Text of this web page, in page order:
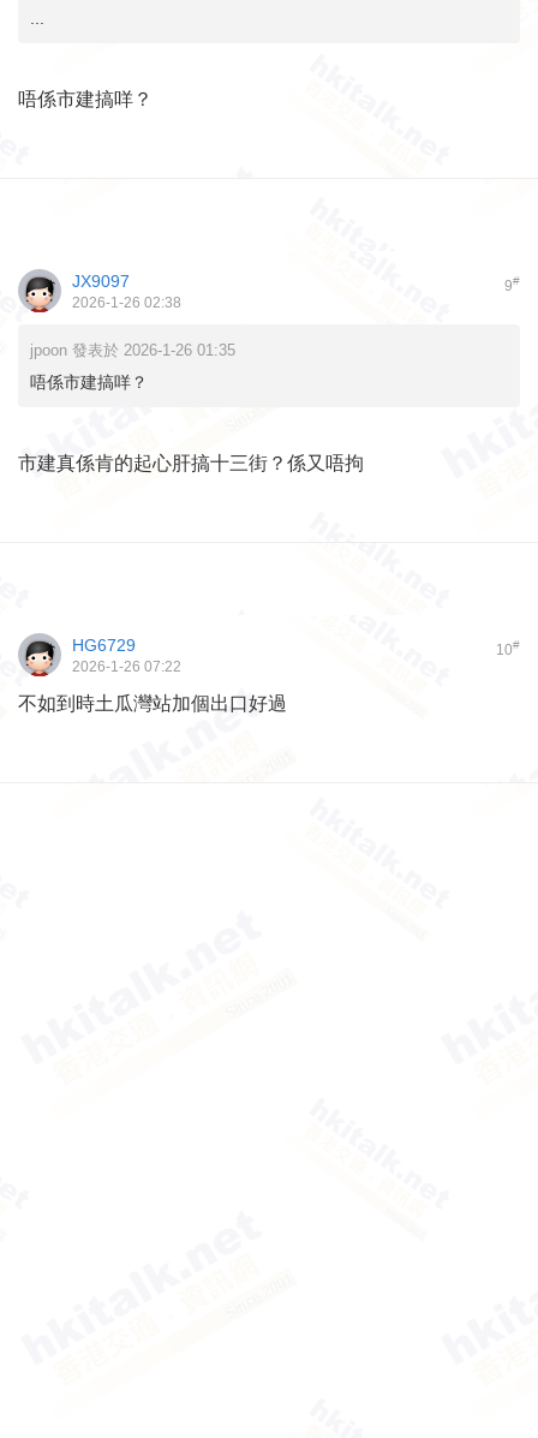
唔係市建搞咩？
9#
JX9097
2026-1-26 02:38
jpoon 發表於 2026-1-26 01:35
唔係市建搞咩？
市建真係肯的起心肝搞十三街？係又唔拘
10#
HG6729
2026-1-26 07:22
不如到時土瓜灣站加個出口好過